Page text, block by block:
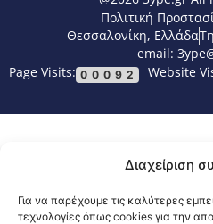
Διαχείριση
Για να παρέχουμε τις καλύτερες
τεχνολογίες όπως cookies για την
Πολιτική
Θεσσαλονίκη, Ελλάδα
email:
Page Visits: 00092 Website